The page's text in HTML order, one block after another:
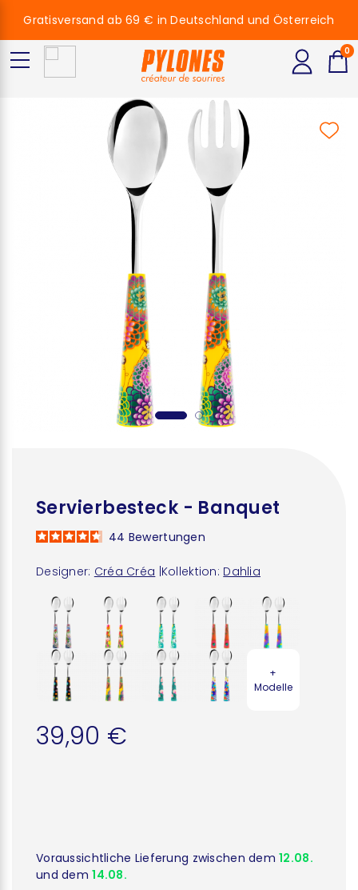
Servierbesteck - Banquet
Designer: Créa Créa Kollektion: Dahlia
44 Bewertungen
+
Modelle
39,90 €
Voraussichtliche Lieferung zwischen dem12.08.
und dem14.08.
Gratisversand ab 69 € in Deutschland und Österreich
0